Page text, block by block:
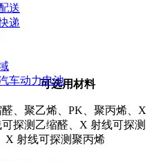
送
递
车动力电池可选用材料
醛、聚乙烯、PK、聚丙烯、X
探测乙缩醛、X 射线可探测
X 射线可探测聚丙烯